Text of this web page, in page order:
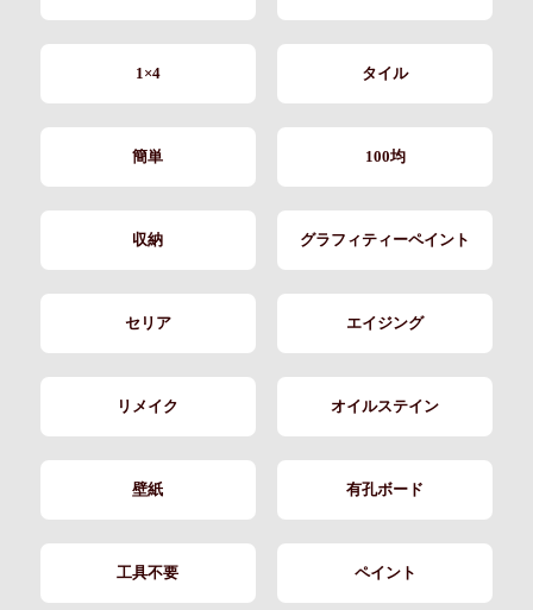
1×4 タイル
簡単 100均
収納 グラフィティーペイント
セリア エイジング
リメイク オイルステイン
壁紙 有孔ボード
工具不要 ペイント